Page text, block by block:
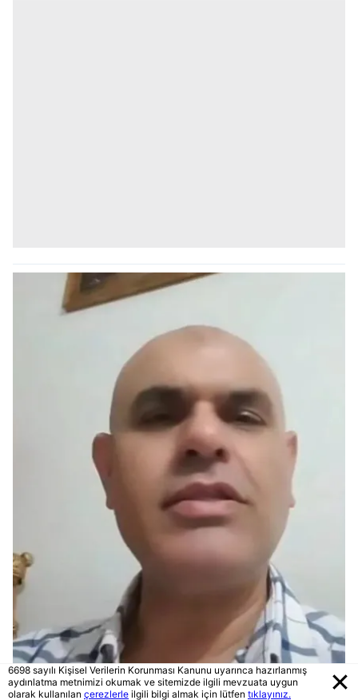
6698 sayılı Kişisel Verilerin Korunması Kanunu uyarınca hazırlanmış
aydınlatma metnimizi okumak ve sitemizde ilgili mevzuata uygun
olarak kullanılan çerezlerle ilgili bilgi almak için lütfen tıklayınız.